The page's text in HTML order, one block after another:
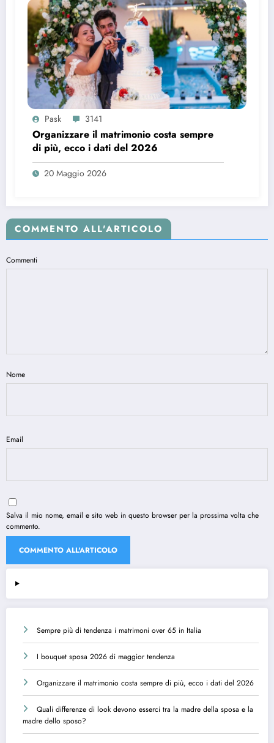
Pask 3141
Organizzare il matrimonio costa sempre
di più, ecco i dati del 2026
20 Maggio 2026
COMMENTO ALL'ARTICOLO
Commenti
Nome
Email
Salva il mio nome, email e sito web in questo browser per la prossima volta che
commento.
Sempre più di tendenza i matrimoni over 65 in Italia
I bouquet sposa 2026 di maggior tendenza
Organizzare il matrimonio costa sempre di più, ecco i dati del 2026
Quali differenze di look devono esserci tra la madre della sposa e la
madre dello sposo?